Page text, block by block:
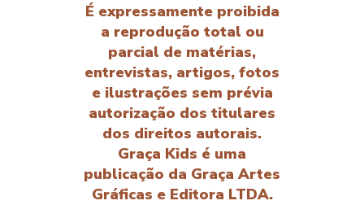
É expressamente proibida
a reprodução total ou
parcial de matérias,
entrevistas, artigos, fotos
e ilustrações sem prévia
autorização dos titulares
dos direitos autorais.
Graça Kids é uma
publicação da Graça Artes
Gráficas e Editora LTDA.